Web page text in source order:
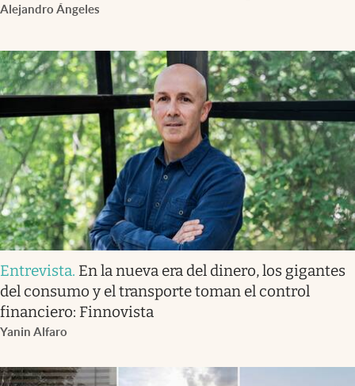
Alejandro Ángeles
Entrevista. En la nueva era del dinero, los gigantes
del consumo y el transporte toman el control
financiero: Finnovista
Yanin Alfaro